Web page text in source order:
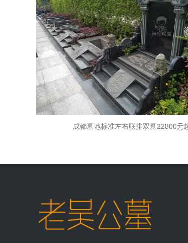
成都墓地标准左右联排双墓22800元